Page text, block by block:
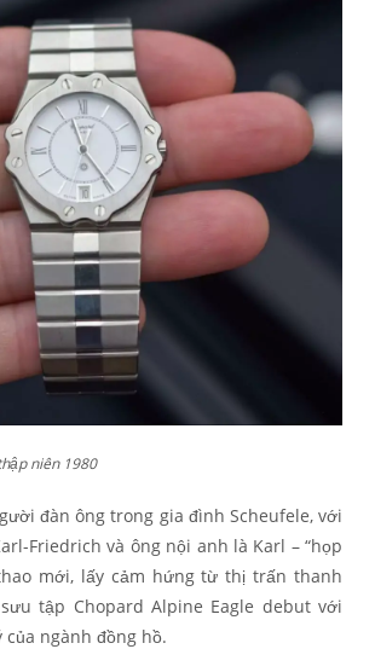
niên 1980
đàn ông trong gia đình Scheufele, với
Friedrich và ông nội anh là Karl – “họp
mới, lấy cảm hứng từ thị trấn thanh
tập Chopard Alpine Eagle debut với
ngành đồng hồ.